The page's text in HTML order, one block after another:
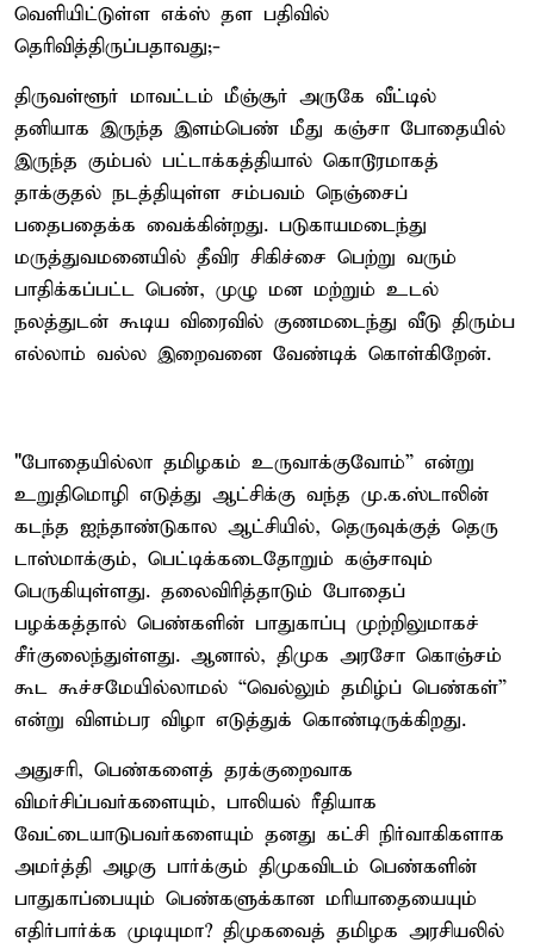
வெளியிட்டுள்ள எக்ஸ் தள பதிவில்
தெரிவித்திருப்பதாவது;-
திருவள்ளூர் மாவட்டம் மீஞ்சூர் அருகே வீட்டில்
தனியாக இருந்த இளம்பெண் மீது கஞ்சா போதையில்
இருந்த கும்பல் பட்டாக்கத்தியால் கொடூரமாகத்
தாக்குதல் நடத்தியுள்ள சம்பவம் நெஞ்சைப்
பதைபதைக்க வைக்கின்றது. படுகாயமடைந்து
மருத்துவமனையில் தீவிர சிகிச்சை பெற்று வரும்
பாதிக்கப்பட்ட பெண், முழு மன மற்றும் உடல்
நலத்துடன் கூடிய விரைவில் குணமடைந்து வீடு திரும்ப
எல்லாம் வல்ல இறைவனை வேண்டிக் கொள்கிறேன்.
"போதையில்லா தமிழகம் உருவாக்குவோம்” என்று
உறுதிமொழி எடுத்து ஆட்சிக்கு வந்த மு.க.ஸ்டாலின்
கடந்த ஐந்தாண்டுகால ஆட்சியில், தெருவுக்குத் தெரு
டாஸ்மாக்கும், பெட்டிக்கடைதோறும் கஞ்சாவும்
பெருகியுள்ளது. தலைவிரித்தாடும் போதைப்
பழக்கத்தால் பெண்களின் பாதுகாப்பு முற்றிலுமாகச்
சீர்குலைந்துள்ளது. ஆனால், திமுக அரசோ கொஞ்சம்
கூட கூச்சமேயில்லாமல் “வெல்லும் தமிழ்ப் பெண்கள்”
என்று விளம்பர விழா எடுத்துக் கொண்டிருக்கிறது.
அதுசரி, பெண்களைத் தரக்குறைவாக
விமர்சிப்பவர்களையும், பாலியல் ரீதியாக
வேட்டையாடுபவர்களையும் தனது கட்சி நிர்வாகிகளாக
அமர்த்தி அழகு பார்க்கும் திமுகவிடம் பெண்களின்
பாதுகாப்பையும் பெண்களுக்கான மரியாதையையும்
எதிர்பார்க்க முடியுமா? திமுகவைத் தமிழக அரசியலில்